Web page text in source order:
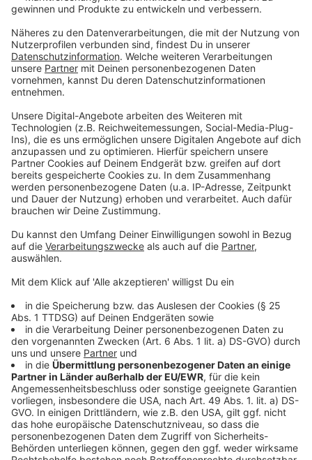
Was Frontmann Alex Kapranos über das
Album denkt
Anzeige
"Jeder Song auf dem Album basiert auf einer anderen
zugrunde liegenden Angst", erklärt Leadsänger Alex
Kapranos. Der Song "Tell Me I Should Stay"
thematisiere laut Kapranos beispielsweise die Angst
vor dem Abschied eines geliebten Menschen. Und in
"Bar Lonely" gehe es etwa um die Angst vor dem Ende
Ein Konzeptalbum habe Kapranos anfangs nicht
festen Konzept geschrieben, aber oft schaue ich am
Ende des Schreibprozesses, welche Themen sich
durchziehen, und stelle dann fest, dass ich häufig
unbewusst zu bestimmten Themen geschrieben habe."
Die Idee von Angst liebe er, "weil Angst einen lebendig
fühlen lässt -besonders, wenn man sie überwindet", so
der Leadsänger.
(dpa)
Anzeige